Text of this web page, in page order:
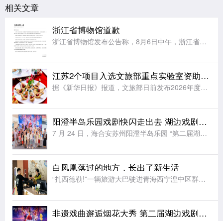
相关文章
浙江省博物馆道歉
浙江省博物馆发布公告称，8月6日中午，浙江省博物馆之江馆区“再现圆明园”特展在预约核销过程中，因瞬时客流集中、现场核验衔接不畅，导致部分观众入场受阻、观展体验不佳，对此向受到影响的各位观众致以最诚挚的
江苏2个项目入选文旅部重点实验室资助项目立项名单
据《新华日报》报道，文旅部日前发布2026年度文旅部重点实验室资助项目立项名单，全国共有12个项目入选，来自江苏的2个项目位列其中。文旅部重点实验室资助项目是文旅部核心科研专项，重点支持实验室开展非遗
阳澄半岛乐园戏剧快闪走出去 湖边戏剧节解锁夏日文旅新玩法
7 月 24 日，海合安苏州阳澄半岛乐园 “第二届湖边戏剧节” 快闪活动登陆苏州工业园区，以行进式巡游搭配定点互动的创新形式，将非遗戏剧展演从乐园剧场延伸至城市公共空间，为市民带来零距离、沉浸式的传统
白凤凰落过的地方，长出了新生活
“扎西德勒!”一辆旅游大巴驶进青海西宁湟中区群加国家森林公园，车门打开，“云上群加·金陵山水”露营基地工作人员切桑卓玛迎上前，为客人们献上洁白的哈达。七月的高原，山风裹着草木清甜。山野间，露营基地建设
非遗戏曲邂逅烟花大秀 第二届湖边戏剧节即将点亮阳澄